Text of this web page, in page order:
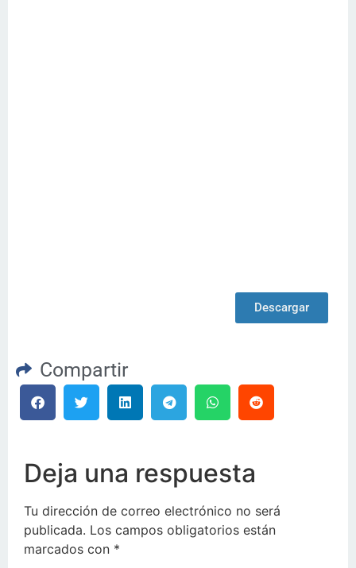
Descargar
Compartir
Deja una respuesta
Tu dirección de correo electrónico no será
publicada. Los campos obligatorios están
marcados con *